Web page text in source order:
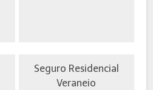
Seguro Residencial
Veraneio